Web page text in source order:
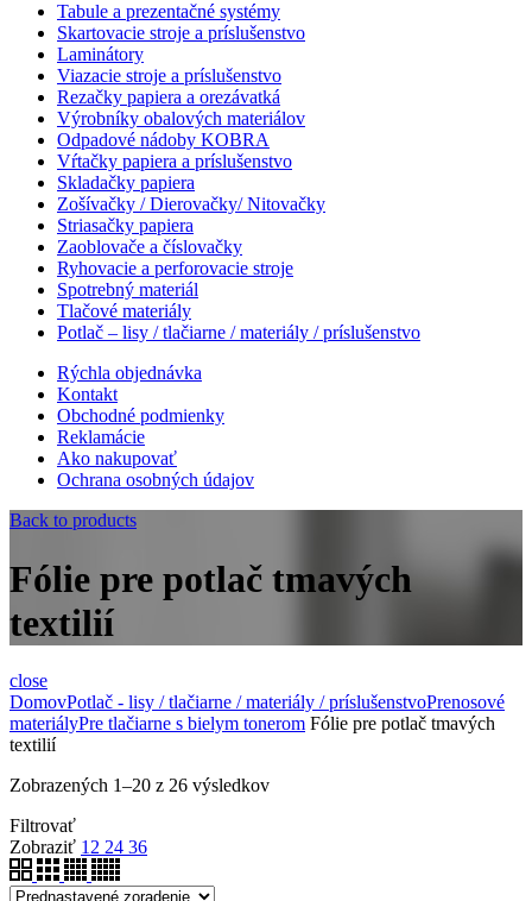
Tabule a prezentačné systémy
Skartovacie stroje a príslušenstvo
Laminátory
Viazacie stroje a príslušenstvo
Rezačky papiera a orezávatká
Výrobníky obalových materiálov
Odpadové nádoby KOBRA
Vŕtačky papiera a príslušenstvo
Skladačky papiera
Zošívačky / Dierovačky/ Nitovačky
Striasačky papiera
Zaoblovače a číslovačky
Ryhovacie a perforovacie stroje
Spotrebný materiál
Tlačové materiály
Potlač – lisy / tlačiarne / materiály / príslušenstvo
Rýchla objednávka
Kontakt
Obchodné podmienky
Reklamácie
Ako nakupovať
Ochrana osobných údajov
Back to products
Fólie pre potlač tmavých
textilií
close
DomovPotlač - lisy / tlačiarne / materiály / príslušenstvoPrenosové
materiályPre tlačiarne s bielym tonerom Fólie pre potlač tmavých
textilií
Zobrazených 1–20 z 26 výsledkov
Filtrovať
Zobraziť 12 24 36